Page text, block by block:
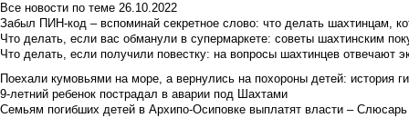
Все новости по теме 26.10.2022
Забыл ПИН-код – вспоминай секретное слово: что делать шахтинцам,
Что делать, если вас обманули в супермаркете: советы шахтинским
Что делать, если получили повестку: на вопросы шахтинцев отвечают
Поехали кумовьями на море, а вернулись на похороны детей: история
9-летний ребенок пострадал в аварии под Шахтами
Семьям погибших детей в Архипо-Осиповке выплатят власти – Слюсарь